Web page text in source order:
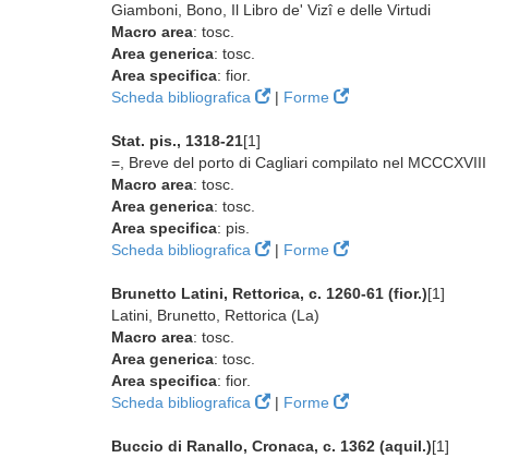
Giamboni, Bono, Il Libro de' Vizî e delle Virtudi
Macro area: tosc.
Area generica: tosc.
Area specifica: fior.
Scheda bibliografica
| Forme
Stat. pis., 1318-21[1]
=, Breve del porto di Cagliari compilato nel MCCCXVIII
Macro area: tosc.
Area generica: tosc.
Area specifica: pis.
Scheda bibliografica
| Forme
Brunetto Latini, Rettorica, c. 1260-61 (fior.)[1]
Latini, Brunetto, Rettorica (La)
Macro area: tosc.
Area generica: tosc.
Area specifica: fior.
Scheda bibliografica
| Forme
Buccio di Ranallo, Cronaca, c. 1362 (aquil.)[1]